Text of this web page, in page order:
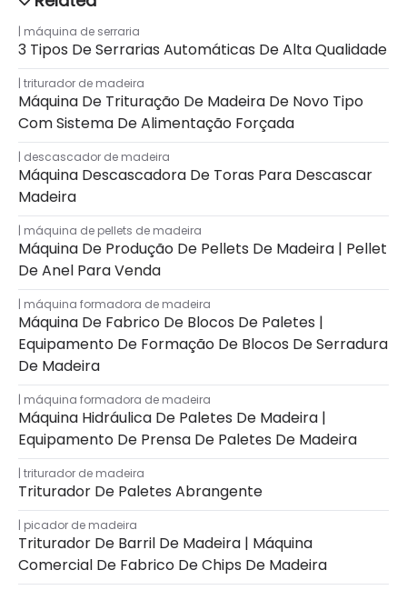
máquina de serraria
3 Tipos De Serrarias Automáticas De Alta Qualidade
triturador de madeira
Máquina De Trituração De Madeira De Novo Tipo
Com Sistema De Alimentação Forçada
descascador de madeira
Máquina Descascadora De Toras Para Descascar
Madeira
máquina de pellets de madeira
Máquina De Produção De Pellets De Madeira | Pellet
De Anel Para Venda
máquina formadora de madeira
Máquina De Fabrico De Blocos De Paletes |
Equipamento De Formação De Blocos De Serradura
De Madeira
máquina formadora de madeira
Máquina Hidráulica De Paletes De Madeira |
Equipamento De Prensa De Paletes De Madeira
triturador de madeira
Triturador De Paletes Abrangente
picador de madeira
Triturador De Barril De Madeira | Máquina
Comercial De Fabrico De Chips De Madeira